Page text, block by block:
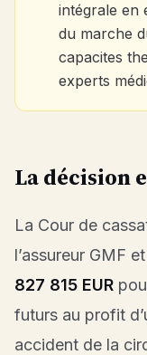
intégrale en
du marche
capacites
experts
La décision
La Cour de
l’assureur GMF
827 815 EUR
futurs au profit
accident de la